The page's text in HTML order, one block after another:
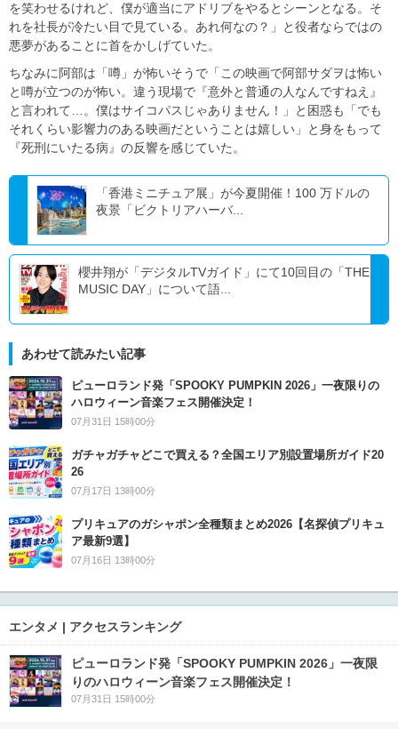
を笑わせるけれど、僕が適当にアドリブをやるとシーンとなる。そ
れを社長が冷たい目で見ている。あれ何なの？」と役者ならではの
悪夢があることに首をかしげていた。
ちなみに阿部は「噂」が怖いそうで「この映画で阿部サダヲは怖い
と噂が立つのが怖い。違う現場で『意外と普通の人なんですねえ』
と言われて…。僕はサイコパスじゃありません！」と困惑も「でも
それくらい影響力のある映画だということは嬉しい」と身をもって
『死刑にいたる病』の反響を感じていた。
「香港ミニチュア展」が今夏開催！100 万ドルの
夜景「ビクトリアハーバ...
櫻井翔が「デジタルTVガイド」にて10回目の「THE
MUSIC DAY」について語...
あわせて読みたい記事
ピューロランド発「SPOOKY PUMPKIN 2026」一夜限りの
ハロウィーン音楽フェス開催決定！
07月31日 15時00分
ガチャガチャどこで買える？全国エリア別設置場所ガイド20
26
07月17日 13時00分
プリキュアのガシャポン全種類まとめ2026【名探偵プリキュ
ア最新9選】
07月16日 13時00分
エンタメ | アクセスランキング
ピューロランド発「SPOOKY PUMPKIN 2026」一夜限
りのハロウィーン音楽フェス開催決定！
07月31日 15時00分